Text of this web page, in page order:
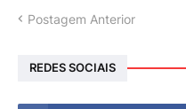
Postagem Anterior
REDES SOCIAIS